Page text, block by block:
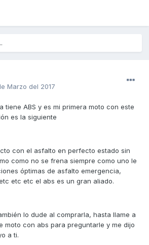
Marzo del 2017
tiene ABS y es mi primera moto con este
es la siguiente
con el asfalto en perfecto estado sin
como no se frena siempre como uno le
óptimas de asfalto emergencia,
etc etc el abs es un gran aliado.
lo dude al comprarla, hasta llame a
moto con abs para preguntarle y me dijo
a ti.